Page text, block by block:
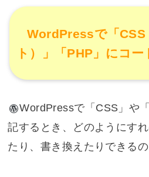
WordPressで「CSS
ト）」「PHP」にコ
WordPressで「CSS」や
記するとき、どのようにす
たり、書き換えたりできる